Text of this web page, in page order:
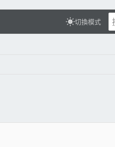
切換模式